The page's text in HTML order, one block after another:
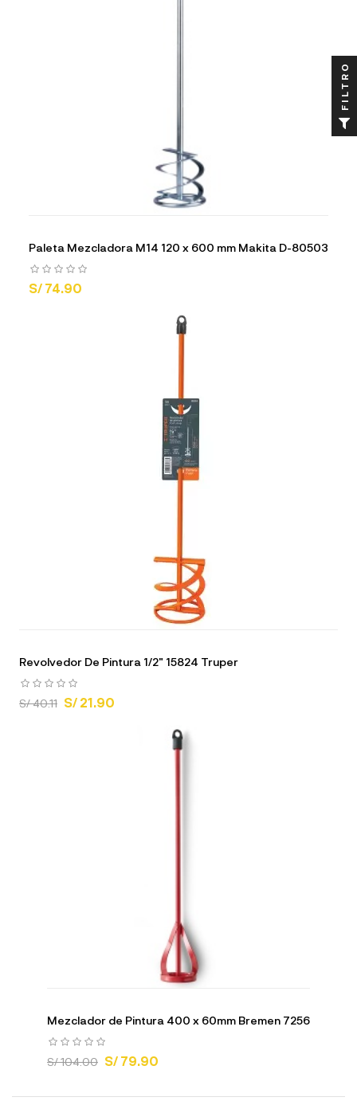
Paleta Mezcladora M14 120 x 600 mm Makita D-80503
S/ 74.90
Revolvedor De Pintura 1/2" 15824 Truper
S/ 40.11 S/ 21.90
Mezclador de Pintura 400 x 60mm Bremen 7256
S/ 104.00 S/ 79.90
FILTRO